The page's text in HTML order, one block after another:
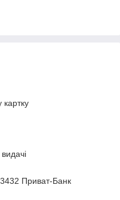
Приват-Банк